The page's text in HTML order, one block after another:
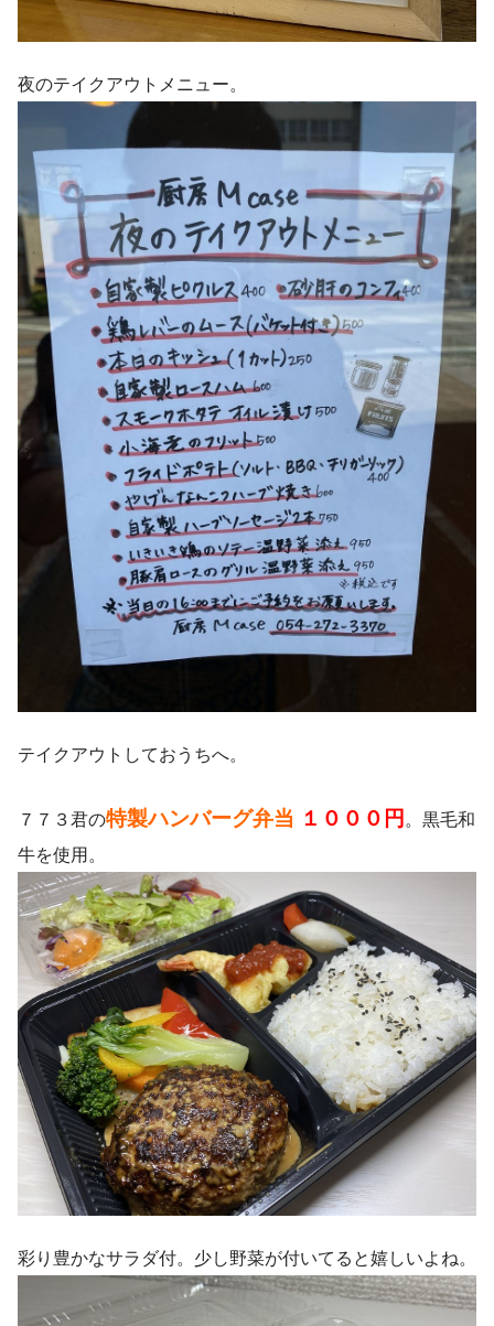
夜のテイクアウトメニュー。
テイクアウトしておうちへ。
７７３君の特製ハンバーグ弁当 １０００円 。黒毛和
牛を使用。
彩り豊かなサラダ付。少し野菜が付いてると嬉しいよね。